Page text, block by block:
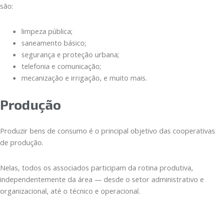
são:
limpeza pública;
saneamento básico;
segurança e proteção urbana;
telefonia e comunicação;
mecanização e irrigação, e muito mais.
Produção
Produzir bens de consumo é o principal objetivo das cooperativas
de produção.
Nelas, todos os associados participam da rotina produtiva,
independentemente da área — desde o setor administrativo e
organizacional, até o técnico e operacional.